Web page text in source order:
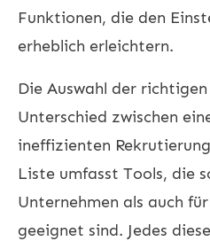
Funktionen, die den
erheblich erleichtern.
Die Auswahl der
Unterschied zwischen
ineffizienten
Liste umfasst Tools, die
Unternehmen als auch
geeignet sind. Jedes